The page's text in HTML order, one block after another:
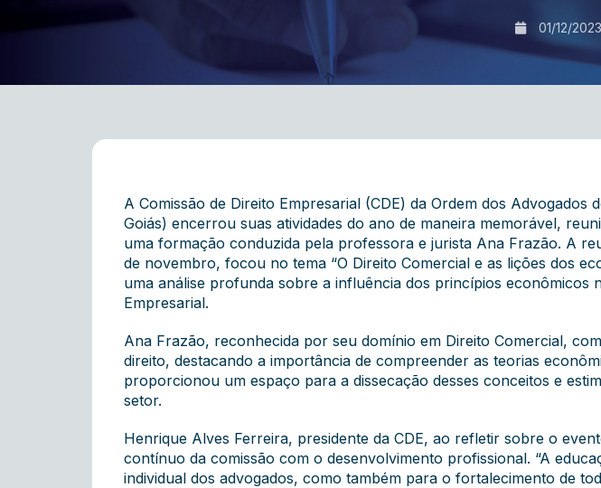
01/12/2023
A Comissão de Direito Empresarial (CDE) da Ordem dos Advogados
Goiás) encerrou suas atividades do ano de maneira memorável,
uma formação conduzida pela professora e jurista Ana Frazão. A
de novembro, focou no tema “O Direito Comercial e as lições dos
uma análise profunda sobre a influência dos princípios econômicos
Empresarial.
Ana Frazão, reconhecida por seu domínio em Direito Comercial,
direito, destacando a importância de compreender as teorias
proporcionou um espaço para a dissecação desses conceitos e
setor.
Henrique Alves Ferreira, presidente da CDE, ao refletir sobre o
contínuo da comissão com o desenvolvimento profissional. “A
individual dos advogados, como também para o fortalecimento de